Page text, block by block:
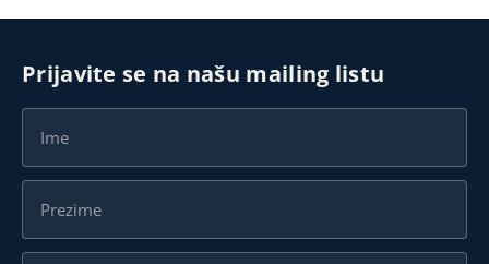
Prijavite se na našu mailing listu